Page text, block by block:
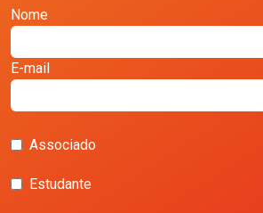
Nome
E-mail
Associado
Estudante